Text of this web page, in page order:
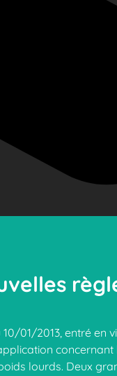
10/01/2013, entré
lourds. Deux